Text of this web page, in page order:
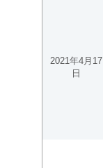
2021年4月17
日